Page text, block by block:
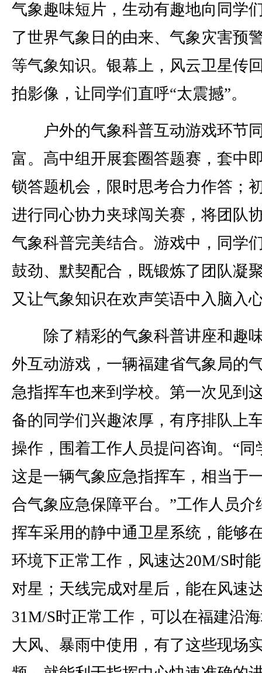
气象趣味短片，生动有趣地向同学
了世界气象日的由来、气象灾害预
等气象知识。银幕上，风云卫星传
拍影像，让同学们直呼“太震撼”。
户外的气象科普互动游戏环节
富。高中组开展套圈答题赛，套中
锁答题机会，限时思考合力作答；
进行同心协力夹球闯关赛，将团队
气象科普完美结合。游戏中，同学
鼓劲、默契配合，既锻炼了团队凝
又让气象知识在欢声笑语中入脑入
除了精彩的气象科普讲座和趣
外互动游戏，一辆福建省气象局的
急指挥车也来到学校。第一次见到
备的同学们兴趣浓厚，有序排队上
操作，围着工作人员提问咨询。“同
这是一辆气象应急指挥车，相当于
合气象应急保障平台。”工作人员介
挥车采用的静中通卫星系统，能够
环境下正常工作，风速达20M/S时
对星；天线完成对星后，能在风速
31M/S时正常工作，可以在福建沿
大风、暴雨中使用，有了这些现场